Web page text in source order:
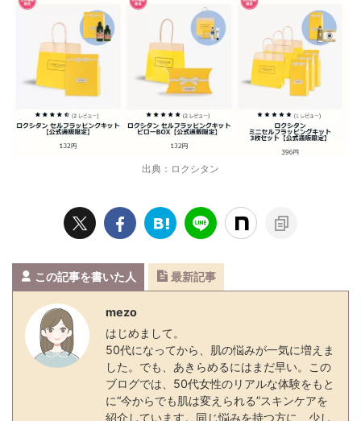
出典：ロクシタン
この記事を書いた人 最新記事
mezo
はじめまして。
50代になってから、肌の悩みが一気に増えま
した。でも、あきらめるにはまだ早い。この
ブログでは、50代女性のリアルな体験をもと
に“今からでも肌は変えられる”スキンケアを
紹介しています。同じ悩みを持つ方に、少し